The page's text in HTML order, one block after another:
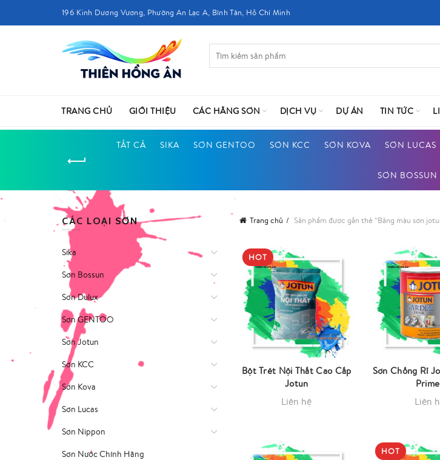
196 Kinh Dương Vương, Phường An Lạc A, Bình Tân, Hồ Chí Minh
TRANG CHỦ GIỚI THIỆU CÁC HÃNG SƠN DỊCH VỤ DỰ ÁN TIN TỨC
TẤT CẢ SIKA SƠN GENTOO SƠN KCC SƠN KOVA SƠN LUCAS
SƠN BOSSUN
Trang chủ Sản phẩm được gắn thẻ “Bảng màu sơn
HOT
Bột Trét Nội Thất Cao Cấp
Jotun
Liên hệ
Sơn Chống Rỉ
Liên
HOT
CÁC LOẠI SƠN
Sika
Sơn Bossun
Sơn Dulux
Sơn GENTOO
Sơn Jotun
Sơn KCC
Sơn Kova
Sơn Lucas
Sơn Nippon
Sơn Nước Chính Hãng